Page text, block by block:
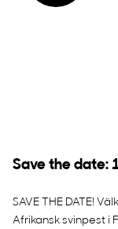
Save the date:
SAVE THE DATE!
Afrikansk svinpest i